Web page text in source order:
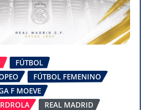
FÚTBOL
FÚTBOL FEMENINO
F MOEVE
REAL MADRID